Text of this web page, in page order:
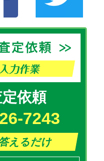
依頼
7243
えるだけ